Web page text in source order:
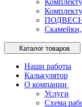
Каталог товаров
Наши работы
Калькулятор
О компании
Услуги
Схема